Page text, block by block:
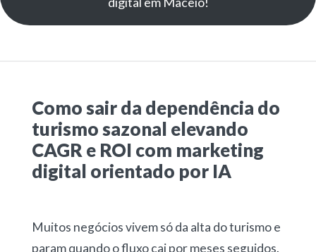
Como sair da dependência do
turismo sazonal elevando
CAGR e ROI com marketing
digital orientado por IA
Muitos negócios vivem só da alta do turismo e
param quando o fluxo cai por meses seguidos.